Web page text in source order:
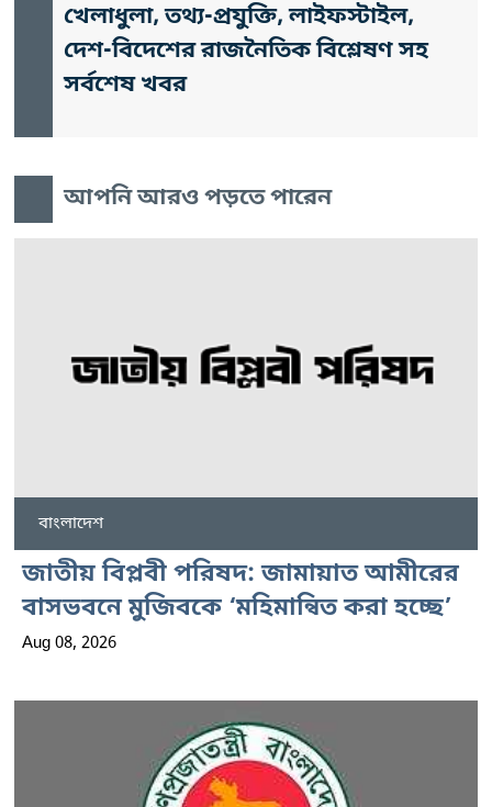
খেলাধুলা, তথ্য-প্রযুক্তি, লাইফস্টাইল,
দেশ-বিদেশের রাজনৈতিক বিশ্লেষণ সহ
সর্বশেষ খবর
আপনি আরও পড়তে পারেন
বাংলাদেশ
জাতীয় বিপ্লবী পরিষদ: জামায়াত আমীরের
বাসভবনে মুজিবকে ‘মহিমান্বিত করা হচ্ছে’
Aug 08, 2026